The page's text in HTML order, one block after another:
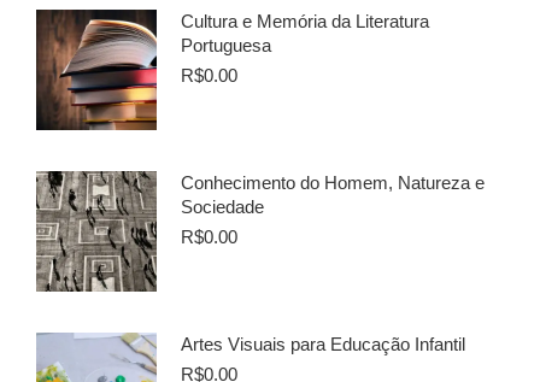
Cultura e Memória da Literatura
Portuguesa
R$0.00
Conhecimento do Homem, Natureza e
Sociedade
R$0.00
Artes Visuais para Educação Infantil
R$0.00